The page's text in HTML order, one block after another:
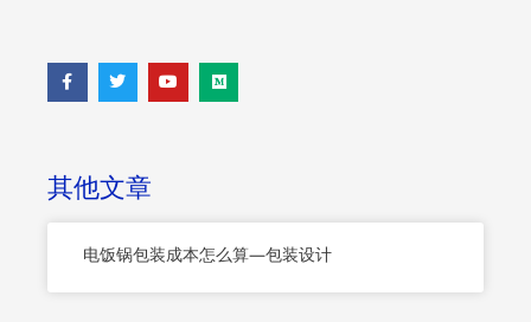
F
a
c
k
-
f
T
w
i
Y
o
u
M
e
d
其他文章
电饭锅包装成本怎么算—包装设计